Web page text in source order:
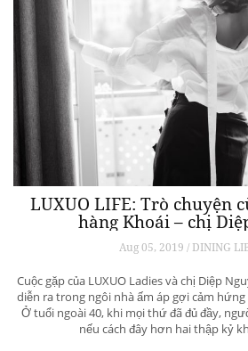
LUXUO LIFE: Trò chuyện
hàng Khoái – chị
Aug 05, 2019 / DINING
Cuộc gặp của LUXUO Ladies và chị Diệp
diễn ra trong ngôi nhà ấm áp gợi cảm
Ở tuổi ngoài 40, khi mọi thứ đã đủ đầy,
nếu cách đây hơn hai thập kỷ